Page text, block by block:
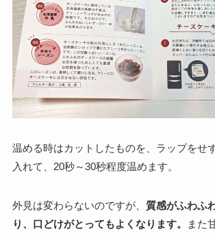
温める時はカットしたものを、ラップをせ
入れて、20秒～30秒程度温めます。
外見は変わらないのですが、 質感がふわふ
り、口どけがとってもよくなります。
また